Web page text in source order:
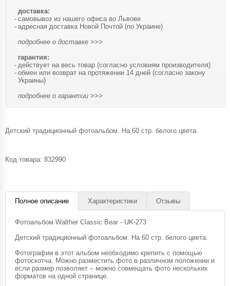
доставка:
самовывоз из нашего офиса во Львове
адресная доставка Новой Почтой (по Украине)
подробнее о доставке >>>
гарантия:
действует на весь товар (согласно условиям производителя)
обмен или возврат на протяжении 14 дней (согласно закону
Украины)
подробнее о гарантии >>>
Детский традиционный фотоальбом. На 60 стр. белого цвета.
Код товара: 832990
Полное описание Характеристики Отзывы
Фотоальбом Walther Classic Bear - UK-273
Детский традиционный фотоальбом. На 60 стр. белого цвета.
Фотографии в этот альбом необходимо крепить с помощью
фотоскотча. Можно разместить фото в различном положении и
если размер позволяет – можно совмещать фото нескольких
форматов на одной странице.